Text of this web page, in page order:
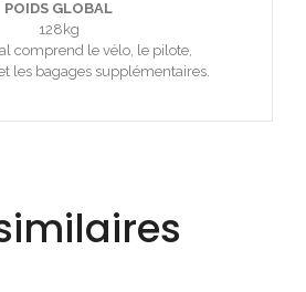
POIDS GLOBAL
128kg
comprend le vélo, le pilote,
les bagages supplémentaires.